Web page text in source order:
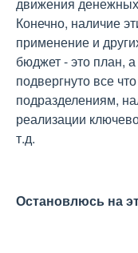
Конечно, наличие
применение и
бюджет - это план,
подвергнуто все
подразделениям,
реализации
т.д.
Остановлюсь на